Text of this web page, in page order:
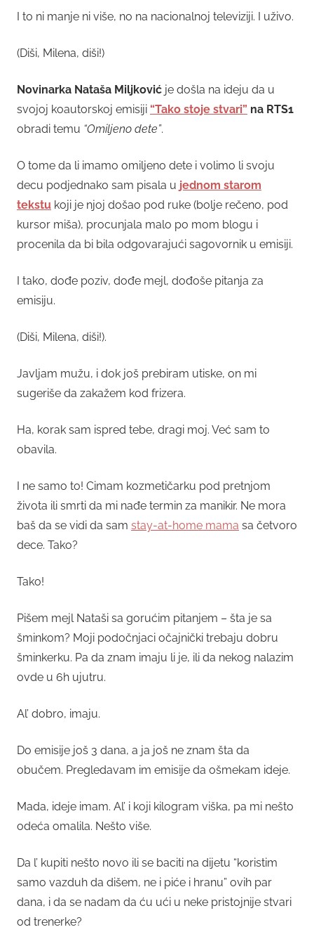
I to ni manje ni više, no na nacionalnoj televiziji. I uživo.
(Diši, Milena, diši!)
Novinarka Nataša Miljković je došla na ideju da u
svojoj koautorskoj emisiji “Tako stoje stvari” na RTS1
obradi temu “Omiljeno dete”.
O tome da li imamo omiljeno dete i volimo li svoju
decu podjednako sam pisala u jednom starom
tekstu koji je njoj došao pod ruke (bolje rečeno, pod
kursor miša), procunjala malo po mom blogu i
procenila da bi bila odgovarajući sagovornik u emisiji.
I tako, dođe poziv, dođe mejl, dođoše pitanja za
emisiju.
(Diši, Milena, diši!).
Javljam mužu, i dok još prebiram utiske, on mi
sugeriše da zakažem kod frizera.
Ha, korak sam ispred tebe, dragi moj. Već sam to
obavila.
I ne samo to! Cimam kozmetičarku pod pretnjom
života ili smrti da mi nađe termin za manikir. Ne mora
baš da se vidi da sam stay-at-home mama sa četvoro
dece. Tako?
Tako!
Pišem mejl Nataši sa gorućim pitanjem – šta je sa
šminkom? Moji podočnjaci očajnički trebaju dobru
šminkerku. Pa da znam imaju li je, ili da nekog nalazim
ovde u 6h ujutru.
Al’ dobro, imaju.
Do emisije još 3 dana, a ja još ne znam šta da
obučem. Pregledavam im emisije da ošmekam ideje.
Mada, ideje imam. Al’ i koji kilogram viška, pa mi nešto
odeća omalila. Nešto više.
Da l’ kupiti nešto novo ili se baciti na dijetu “koristim
samo vazduh da dišem, ne i piće i hranu” ovih par
dana, i da se nadam da ću ući u neke pristojnije stvari
od trenerke?